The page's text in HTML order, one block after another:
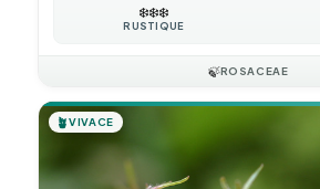
❄️❄️❄️
RUSTIQUE
🍃ROSACEAE
🪴VIVACE